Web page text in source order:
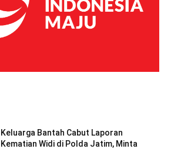
Keluarga Bantah Cabut Laporan
Kematian Widi di Polda Jatim, Minta